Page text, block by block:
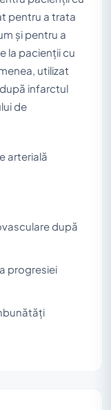
pentru a trata
și pentru a
la pacienții cu
utilizat
infarctul
de
arterială
după
progresiei